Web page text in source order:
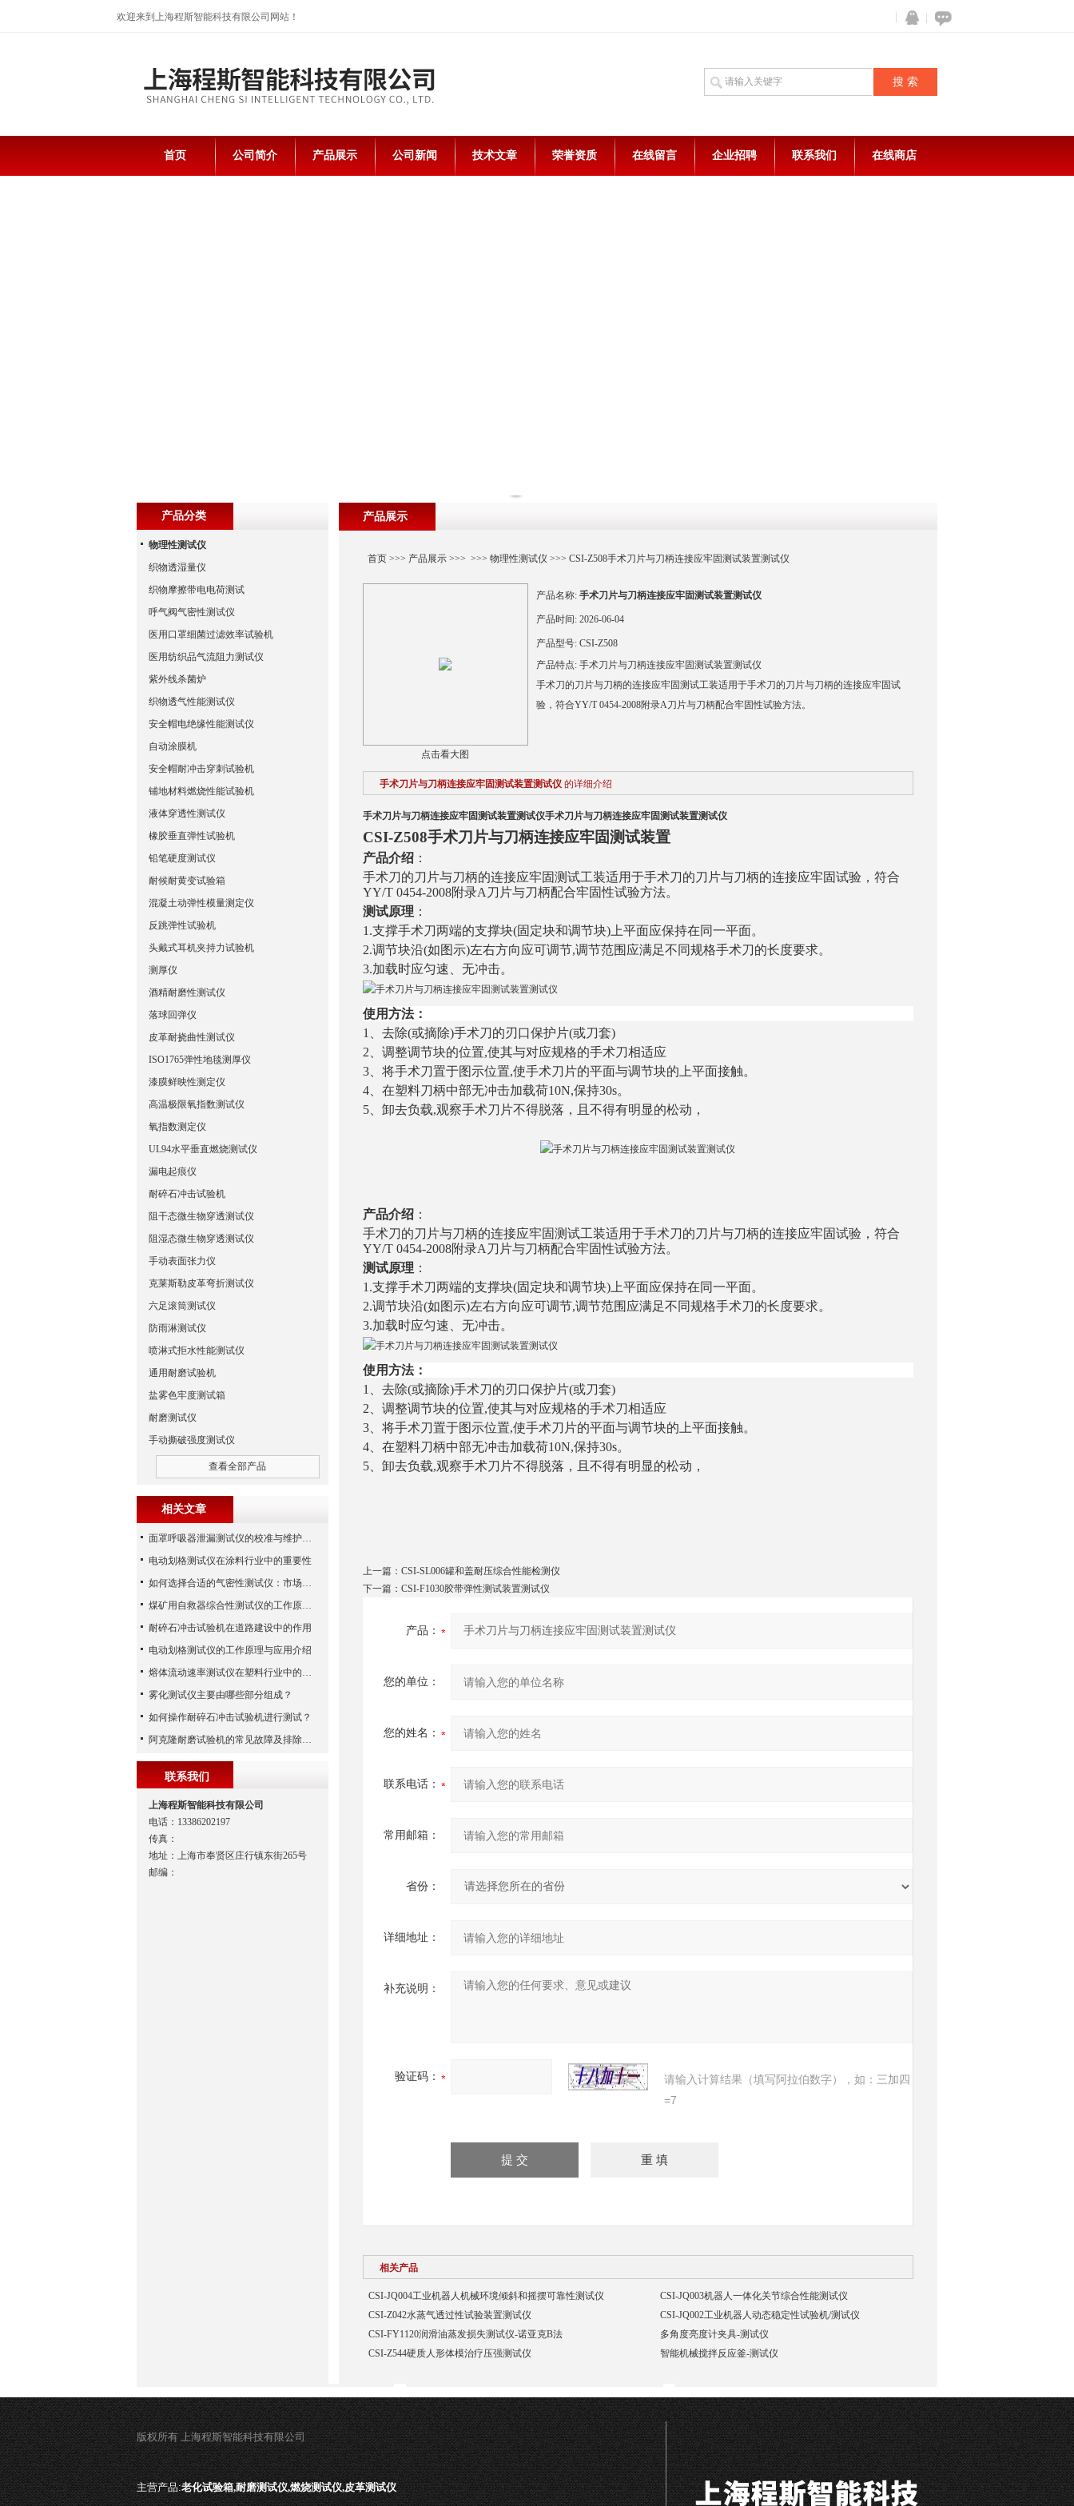
欢迎来到上海程斯智能科技有限公司网站！
首页 公司简介 产品展示 公司新闻 技术文章 荣誉资质 在线留言 企业招聘 联系我们 在线商店
产品展示
首页>>> 产品展示>>> >>> 物理性测试仪 >>> CSI-Z508手术刀片与刀柄连接应牢固测试装置测试仪
点击看大图
产品名称: 手术刀片与刀柄连接应牢固测试装置测试仪
产品时间: 2026-06-04
产品型号: CSI-Z508
产品特点: 手术刀片与刀柄连接应牢固测试装置测试仪
手术刀的刀片与刀柄的连接应牢固测试工装适用于手术刀的刀片与刀柄的连接应牢固试
验，符合YY/T 0454-2008附录A刀片与刀柄配合牢固性试验方法。
手术刀片与刀柄连接应牢固测试装置测试仪 的详细介绍
手术刀片与刀柄连接应牢固测试装置测试仪手术刀片与刀柄连接应牢固测试装置测试仪
CSI-Z508手术刀片与刀柄连接应牢固测试装置
产品介绍：
手术刀的刀片与刀柄的连接应牢固测试工装适用于手术刀的刀片与刀柄的连接应牢固试验，符合
YY/T 0454-2008附录A 刀片与刀柄配合牢固性试验方法。
测试原理 ：
1.支撑手术刀两端的支撑块(固定块和调节块)上平面应保持在同一平面。
2.调节块沿(如图示)左右方向应可调节,调节范围应满足不同规格手术刀的长度要求。
3.加载时应匀速、无冲击。
使用方法：
1、去除(或摘除)手术刀的刃口保护片(或刀套)
2、调整调节块的位置,使其与对应规格的手术刀相适应
3、将手术刀置于图示位置,使手术刀片的平面与调节块的上平面接触。
4、在塑料刀柄中部无冲击加载荷10N,保持30s。
5、卸去负载,观察手术刀片不得脱落，且不得有明显的松动，
产品介绍：
手术刀的刀片与刀柄的连接应牢固测试工装适用于手术刀的刀片与刀柄的连接应牢固试验，符合
YY/T 0454-2008附录A 刀片与刀柄配合牢固性试验方法。
测试原理 ：
1.支撑手术刀两端的支撑块(固定块和调节块)上平面应保持在同一平面。
2.调节块沿(如图示)左右方向应可调节,调节范围应满足不同规格手术刀的长度要求。
3.加载时应匀速、无冲击。
使用方法：
1、去除(或摘除)手术刀的刃口保护片(或刀套)
2、调整调节块的位置,使其与对应规格的手术刀相适应
3、将手术刀置于图示位置,使手术刀片的平面与调节块的上平面接触。
4、在塑料刀柄中部无冲击加载荷10N,保持30s。
5、卸去负载,观察手术刀片不得脱落，且不得有明显的松动，
上一篇： CSI-SL006罐和盖耐压综合性能检测仪
下一篇： CSI-F1030胶带弹性测试装置测试仪
产品：
您的单位：
您的姓名：
联系电话：
常用邮箱：
省份：
详细地址：
补充说明：
验证码：
请输入计算结果（填写阿拉伯数字），如：三加四
=7
相关产品
CSI-JQ004工业机器人机械环境倾斜和摇摆可靠性测试仪
CSI-JQ003机器人一体化关节综合性能测试仪
CSI-Z042水蒸气透过性试验装置测试仪
CSI-JQ002工业机器人动态稳定性试验机/测试仪
CSI-FY1120润滑油蒸发损失测试仪-诺亚克B法
多角度亮度计夹具-测试仪
CSI-Z544硬质人形体模治疗压强测试仪
智能机械搅拌反应釜-测试仪
产品分类
物理性测试仪
织物透湿量仪
织物摩擦带电电荷测试
呼气阀气密性测试仪
医用口罩细菌过滤效率试验机
医用纺织品气流阻力测试仪
紫外线杀菌炉
织物透气性能测试仪
安全帽电绝缘性能测试仪
自动涂膜机
安全帽耐冲击穿刺试验机
铺地材料燃烧性能试验机
液体穿透性测试仪
橡胶垂直弹性试验机
铅笔硬度测试仪
耐候耐黄变试验箱
混凝土动弹性模量测定仪
反跳弹性试验机
头戴式耳机夹持力试验机
测厚仪
酒精耐磨性测试仪
落球回弹仪
皮革耐挠曲性测试仪
ISO1765弹性地毯测厚仪
漆膜鲜映性测定仪
高温极限氧指数测试仪
氧指数测定仪
UL94水平垂直燃烧测试仪
漏电起痕仪
耐碎石冲击试验机
阻干态微生物穿透测试仪
阻湿态微生物穿透测试仪
手动表面张力仪
克莱斯勒皮革弯折测试仪
六足滚筒测试仪
防雨淋测试仪
喷淋式拒水性能测试仪
通用耐磨试验机
盐雾色牢度测试箱
耐磨测试仪
手动撕破强度测试仪
查看全部产品
相关文章
面罩呼吸器泄漏测试仪的校准与维护技巧
电动划格测试仪在涂料行业中的重要性
如何选择合适的气密性测试仪：市场指南
煤矿用自救器综合性测试仪的工作原理与功能解析
耐碎石冲击试验机在道路建设中的作用
电动划格测试仪的工作原理与应用介绍
熔体流动速率测试仪在塑料行业中的应用
雾化测试仪主要由哪些部分组成？
如何操作耐碎石冲击试验机进行测试？
阿克隆耐磨试验机的常见故障及排除方法
联系我们
上海程斯智能科技有限公司
电话：13386202197
传真：
地址：上海市奉贤区庄行镇东街265号
邮编：
版权所有 上海程斯智能科技有限公司
主营产品:老化试验箱,耐磨测试仪,燃烧测试仪,皮革测试仪